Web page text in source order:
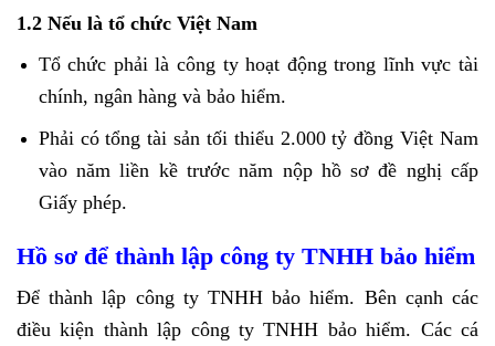
1.2 Nếu là tổ chức Việt Nam
Tổ chức phải là công ty hoạt động trong lĩnh vực tài
chính, ngân hàng và bảo hiểm.
Phải có tổng tài sản tối thiểu 2.000 tỷ đồng Việt Nam
vào năm liền kề trước năm nộp hồ sơ đề nghị cấp
Giấy phép.
Hồ sơ để thành lập công ty TNHH bảo hiểm
Để thành lập công ty TNHH bảo hiểm. Bên cạnh các
điều kiện thành lập công ty TNHH bảo hiểm. Các cá